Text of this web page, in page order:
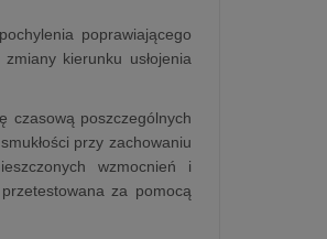
poprawiającego
kierunku usłojenia
czasową poszczególnych
przy zachowaniu
wzmocnień i
za pomocą